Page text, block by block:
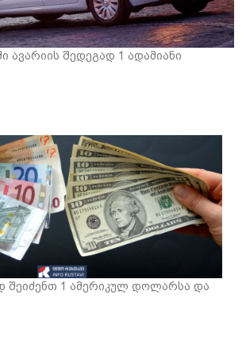
ავარიის შედეგად 1 ადამიანი
შეიძენთ 1 ამერიკულ დოლარსა და